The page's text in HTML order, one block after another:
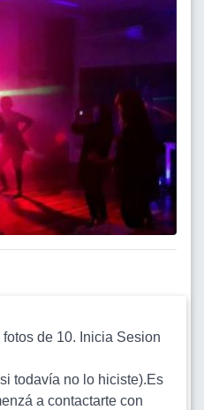
de 10. Inicia Sesion
todavía no lo hiciste).Es
a contactarte con